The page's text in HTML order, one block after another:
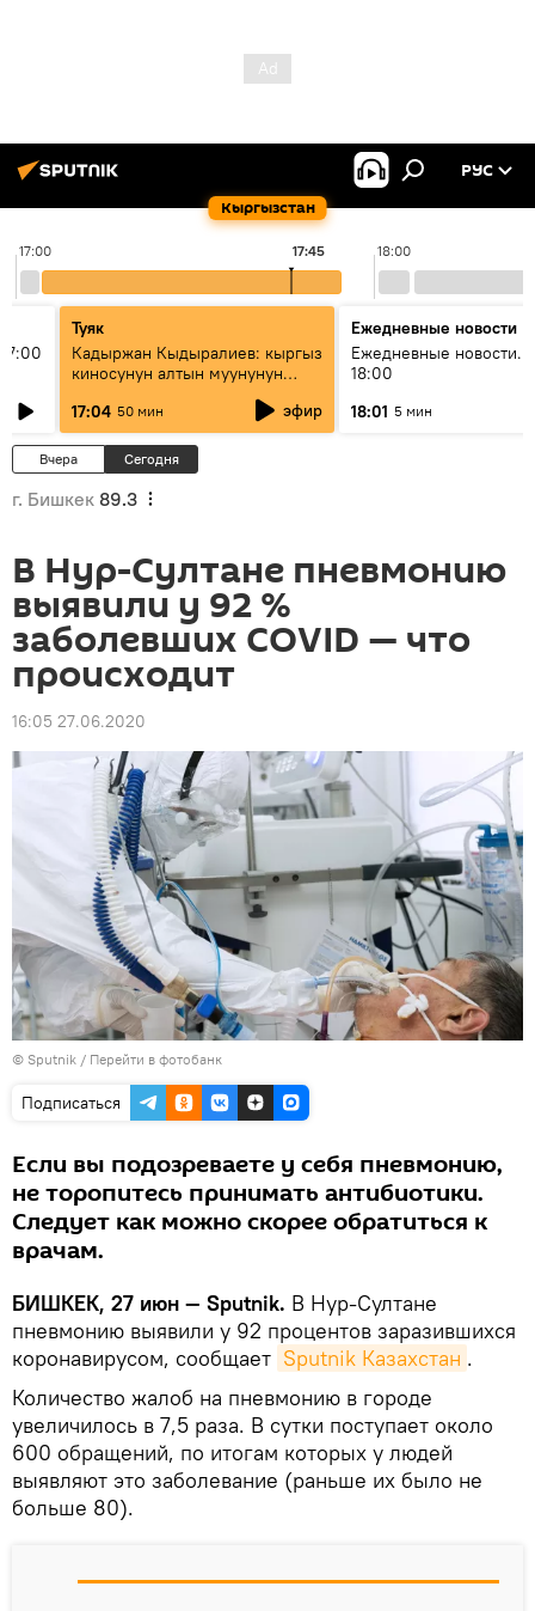
Кыргызстан
РУС
17:00 18:00
17:45
Туяк
Кадыржан Кыдыралиев: кыргыз
киносунун алтын муунунун
17:04 50 мин эфир
Ежедневные новости
Ежедневные новости.
18:00
18:01 5 мин
Вчера Сегодня
г. Бишкек 89.3
В Нур-Султане пневмонию
выявили у 92 %
заболевших COVID — что
происходит
16:05 27.06.2020
© Sputnik / Перейти в фотобанк
Подписаться
Если вы подозреваете у себя пневмонию,
не торопитесь принимать антибиотики.
Следует как можно скорее обратиться к
врачам.
БИШКЕК, 27 июн — Sputnik. В Нур-Султане
пневмонию выявили у 92 процентов заразившихся
коронавирусом, сообщает Sputnik Казахстан .
Количество жалоб на пневмонию в городе
увеличилось в 7,5 раза. В сутки поступает около
600 обращений, по итогам которых у людей
выявляют это заболевание (раньше их было не
больше 80).